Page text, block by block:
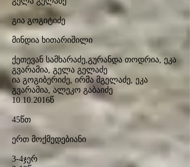
გია გოგიტიძე
მინდია ხითარიშილი
ქეთევან სამხარაძე,გურანდა თოდრია, ეკა
გვარამია, გელა გელაძე
ია გოგიბერიძე, ირმა მგელაძე, ეკა
გვარამია, ალეკო გაბაიძე
10.10.2016წ
45წთ
ერთ მოქმედებიანი
3-4ჯერ